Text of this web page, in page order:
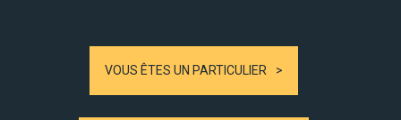
VOUS ÊTES UN PARTICULIER